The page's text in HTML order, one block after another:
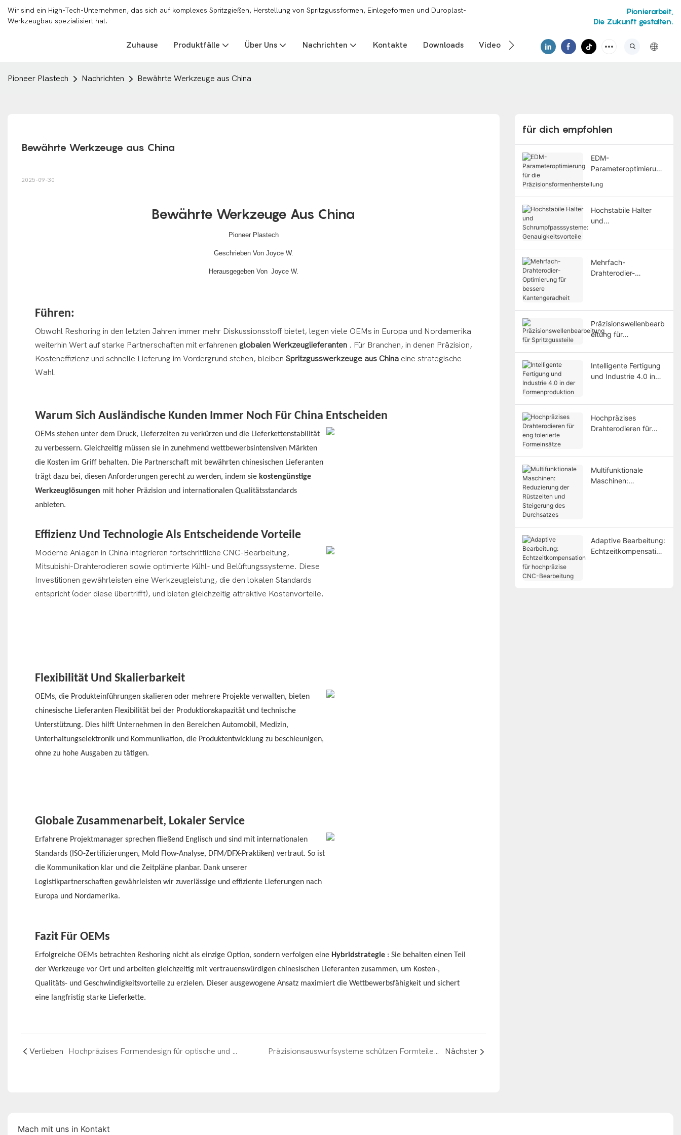
Wir sind ein High-Tech-Unternehmen, das sich auf komplexes Spritzgießen, Herstellung von Spritzgussformen, Einlegeformen und Duroplast-
Werkzeugbau spezialisiert hat.
Pionierarbeit,
Die Zukunft gestalten.
Zuhause Produktfälle Über Uns Nachrichten Kontakte Downloads Video
Pioneer Plastech Nachrichten Bewährte Werkzeuge aus China
Bewährte Werkzeuge aus China
2025-09-30
Bewährte Werkzeuge Aus China
Pioneer Plastech
Geschrieben Von Joyce W.
Herausgegeben Von Joyce W.
Führen:
Obwohl Reshoring in den letzten Jahren immer mehr Diskussionsstoff bietet, legen viele OEMs in Europa und Nordamerika
weiterhin Wert auf starke Partnerschaften mit erfahrenen globalen Werkzeuglieferanten. Für Branchen, in denen Präzision,
Kosteneffizienz und schnelle Lieferung im Vordergrund stehen, bleiben Spritzgusswerkzeuge aus Chinaeine strategische
Wahl.
Warum Sich Ausländische Kunden Immer Noch Für China Entscheiden
OEMs stehen unter dem Druck, Lieferzeiten zu verkürzen und die Lieferkettenstabilität
zu verbessern. Gleichzeitig müssen sie in zunehmend wettbewerbsintensiven Märkten
die Kosten im Griff behalten. Die Partnerschaft mit bewährten chinesischen Lieferanten
trägt dazu bei, diesen Anforderungen gerecht zu werden, indem sie kostengünstige
Werkzeuglösungen mit hoher Präzision und internationalen Qualitätsstandards
anbieten.
Effizienz Und Technologie Als Entscheidende Vorteile
Moderne Anlagen in China integrieren fortschrittliche CNC-Bearbeitung,
Mitsubishi-Drahterodieren sowie optimierte Kühl- und Belüftungssysteme. Diese
Investitionen gewährleisten eine Werkzeugleistung, die den lokalen Standards
entspricht (oder diese übertrifft), und bieten gleichzeitig attraktive Kostenvorteile.
Flexibilität Und Skalierbarkeit
OEMs, die Produkteinführungen skalieren oder mehrere Projekte verwalten, bieten
chinesische Lieferanten Flexibilität bei der Produktionskapazität und technische
Unterstützung. Dies hilft Unternehmen in den Bereichen Automobil, Medizin,
Unterhaltungselektronik und Kommunikation, die Produktentwicklung zu beschleunigen,
ohne zu hohe Ausgaben zu tätigen.
Globale Zusammenarbeit, Lokaler Service
Erfahrene Projektmanager sprechen fließend Englisch und sind mit internationalen
Standards (ISO-Zertifizierungen, Mold Flow-Analyse, DFM/DFX-Praktiken) vertraut. So ist
die Kommunikation klar und die Zeitpläne planbar. Dank unserer
Logistikpartnerschaften gewährleisten wir zuverlässige und effiziente Lieferungen nach
Europa und Nordamerika.
Fazit Für OEMs
Erfolgreiche OEMs betrachten Reshoring nicht als einzige Option, sondern verfolgen eine Hybridstrategie: Sie behalten einen Teil
der Werkzeuge vor Ort und arbeiten gleichzeitig mit vertrauenswürdigen chinesischen Lieferanten zusammen, um Kosten-,
Qualitäts- und Geschwindigkeitsvorteile zu erzielen. Dieser ausgewogene Ansatz maximiert die Wettbewerbsfähigkeit und sichert
eine langfristig starke Lieferkette.
Verlieben Hochpräzises Formendesign für optische und transparente Komponenten Präzisionsauswurfsysteme schützen Formteile vor Verformung Nächster
für dich empfohlen
EDM-
Parameteroptimierung
Präzisionsformenherst
Hochstabile Halter
und
Mehrfach-
Drahterodier-
Präzisionswellenbearb
eitung für
Intelligente Fertigung
und Industrie 4.0 in
Hochpräzises
Drahterodieren für
Multifunktionale
Maschinen:
Adaptive Bearbeitung:
Echtzeitkompensation
Mach mit uns in Kontakt